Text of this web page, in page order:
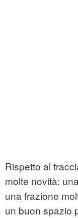
Rispetto al
molte novità:
una frazione
un buon spazio